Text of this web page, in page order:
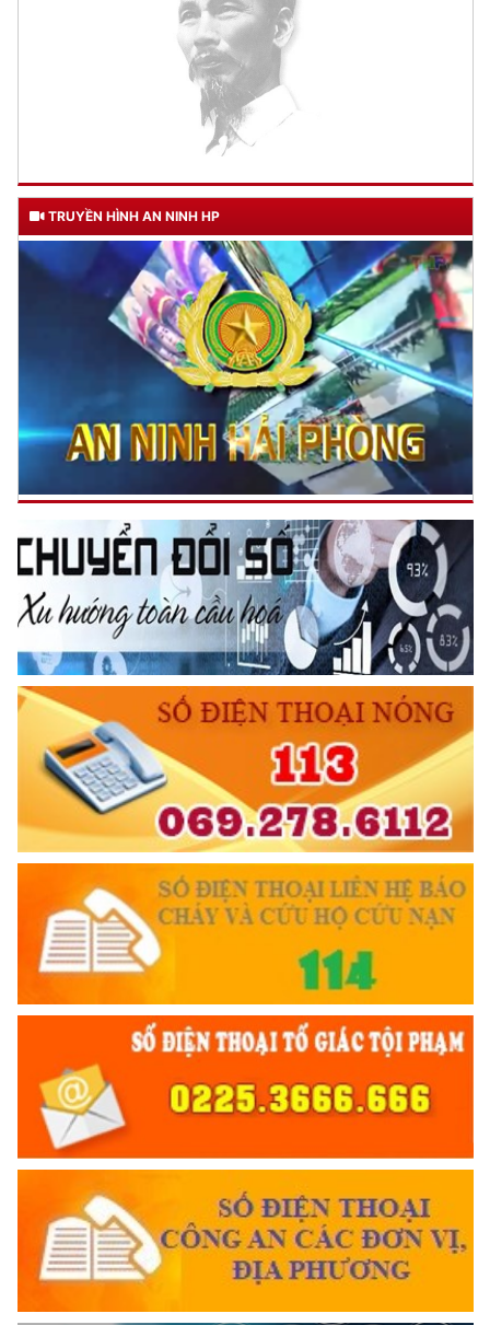
TƯ CÁCH
NGƯỜI CÔNG AN CÁCH MỆNH LÀ:
CẦN, KIỆM, LIÊM, CHÍNH
Đối với đồng sự, phải
THÂN ÁI GIÚP ĐỠ
Đối với chính phủ, phải
TUYỆT ĐỐI TRUNG THÀNH
Đối với nhân dân, phải
KÍNH TRỌNG LỄ PHÉP
Đối với công việc, phải
TẬN TỤY
Đối với địch, phải
CƯƠNG QUYẾT, KHÔN KHÉO
Trích thư Chủ tịch Hồ Chí Minh
gửi Công an Khu XII,
ngày 11 tháng 3 năm 1948.
TRUYỀN HÌNH AN NINH HP